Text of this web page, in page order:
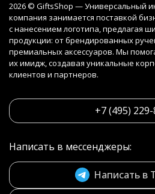
2026 © GiftsShop — Универсальный
компания занимается поставкой
с нанесением логотипа, предлагая
продукции: от брендированных
премиальных аксессуаров. Мы
их имидж, создавая уникальные
клиентов и партнеров.
+7 (495)
Написать в мессенджеры:
Написать в